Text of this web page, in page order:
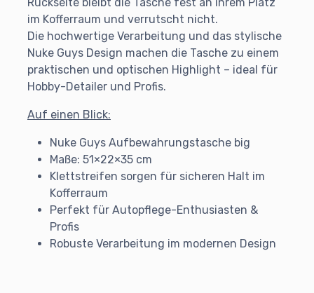
Rückseite bleibt die Tasche fest an ihrem Platz
im Kofferraum und verrutscht nicht.
Die hochwertige Verarbeitung und das stylische
Nuke Guys Design machen die Tasche zu einem
praktischen und optischen Highlight – ideal für
Hobby-Detailer und Profis.
Auf einen Blick:
Nuke Guys Aufbewahrungstasche big
Maße: 51×22×35 cm
Klettstreifen sorgen für sicheren Halt im
Kofferraum
Perfekt für Autopflege-Enthusiasten &
Profis
Robuste Verarbeitung im modernen Design